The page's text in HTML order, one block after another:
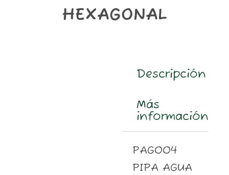
HEXAGONAL
Descripción
Más
información
PAG004
PIPA AGUA